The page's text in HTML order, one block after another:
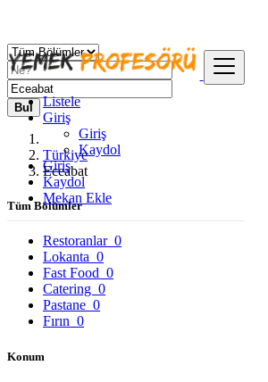
Listele
Giriş
Giriş
Kaydol
Giriş
Kaydol
Mekan Ekle
Bul
Türkiye
Eceabat
Tüm Bölümler
Restoranlar 0
Lokanta 0
Fast Food 0
Catering 0
Pastane 0
Fırın 0
Konum